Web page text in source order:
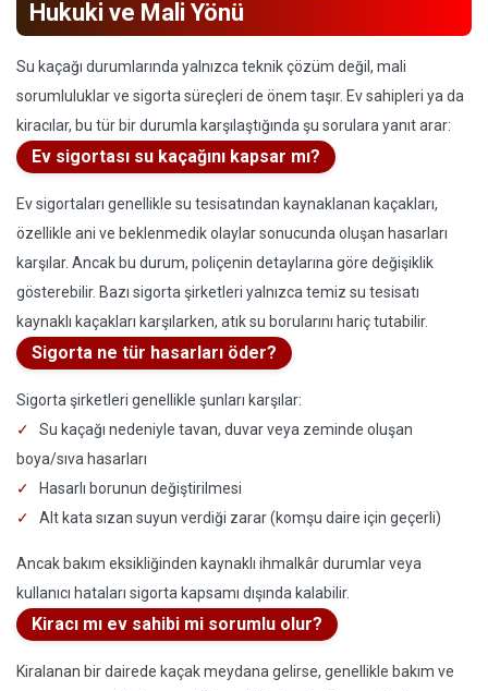
Hukuki ve Mali Yönü
Su kaçağı durumlarında yalnızca teknik çözüm değil, mali
sorumluluklar ve sigorta süreçleri de önem taşır. Ev sahipleri ya da
kiracılar, bu tür bir durumla karşılaştığında şu sorulara yanıt arar:
Ev sigortası su kaçağını kapsar mı?
Ev sigortaları genellikle su tesisatından kaynaklanan kaçakları,
özellikle ani ve beklenmedik olaylar sonucunda oluşan hasarları
karşılar. Ancak bu durum, poliçenin detaylarına göre değişiklik
gösterebilir. Bazı sigorta şirketleri yalnızca temiz su tesisatı
kaynaklı kaçakları karşılarken, atık su borularını hariç tutabilir.
Sigorta ne tür hasarları öder?
Sigorta şirketleri genellikle şunları karşılar:
Su kaçağı nedeniyle tavan, duvar veya zeminde oluşan
boya/sıva hasarları
Hasarlı borunun değiştirilmesi
Alt kata sızan suyun verdiği zarar (komşu daire için geçerli)
Ancak bakım eksikliğinden kaynaklı ihmalkâr durumlar veya
kullanıcı hataları sigorta kapsamı dışında kalabilir.
Kiracı mı ev sahibi mi sorumlu olur?
Kiralanan bir dairede kaçak meydana gelirse, genellikle bakım ve